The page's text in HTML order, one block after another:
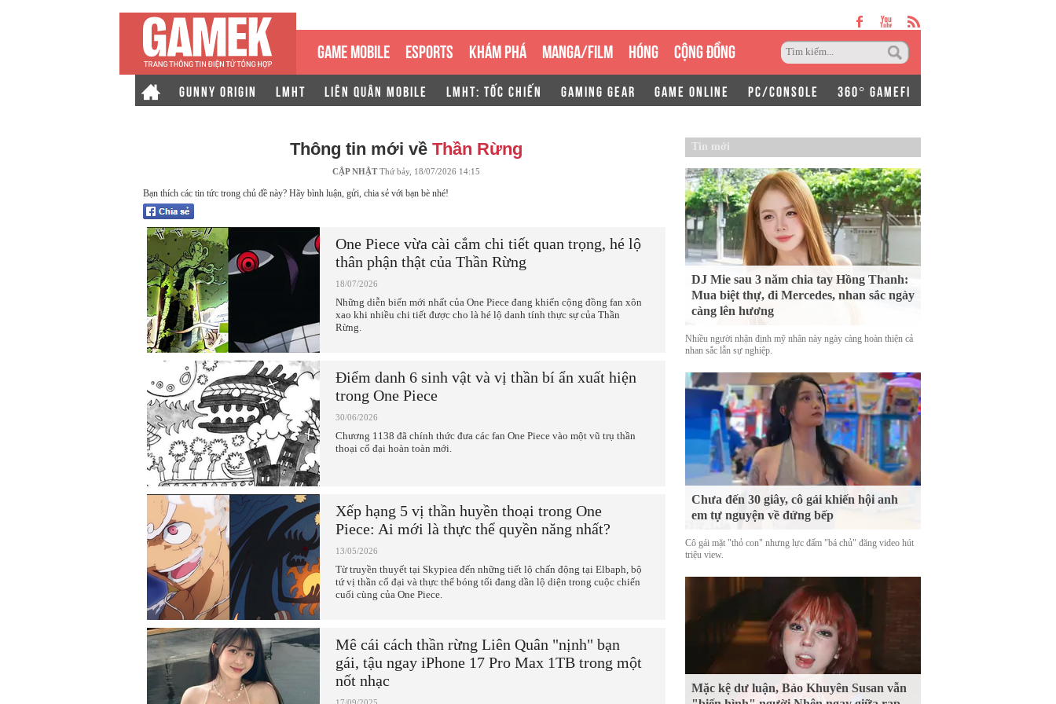
GAME MOBILE ESPORTS KHÁM PHÁ MANGA/FILM HÓNG CỘNG ĐỒNG
GUNNY ORIGIN LMHT LIÊN QUÂN MOBILE LMHT: TỐC CHIẾN GAMING GEAR GAME ONLINE PC/CONSOLE 360° GAMEFI
Thông tin mới về Thần Rừng
CẬP NHẬTThứ bảy, 18/07/2026 14:15
Bạn thích các tin tức trong chủ đề này? Hãy bình luận, gửi, chia sẻ với bạn bè nhé!
One Piece vừa cài cắm chi tiết quan trọng, hé lộ
thân phận thật của Thần Rừng
18/07/2026
Những diễn biến mới nhất của One Piece đang khiến cộng đồng fan xôn
xao khi nhiều chi tiết được cho là hé lộ danh tính thực sự của Thần
Rừng.
Điểm danh 6 sinh vật và vị thần bí ẩn xuất hiện
trong One Piece
30/06/2026
Chương 1138 đã chính thức đưa các fan One Piece vào một vũ trụ thần
thoại cổ đại hoàn toàn mới.
Xếp hạng 5 vị thần huyền thoại trong One
Piece: Ai mới là thực thể quyền năng nhất?
13/05/2026
Từ truyền thuyết tại Skypiea đến những tiết lộ chấn động tại Elbaph, bộ
tứ vị thần cổ đại và thực thể bóng tối đang dần lộ diện trong cuộc chiến
cuối cùng của One Piece.
Mê cái cách thần rừng Liên Quân "nịnh" bạn
gái, tậu ngay iPhone 17 Pro Max 1TB trong một
nốt nhạc
Tin mới
DJ Mie sau 3 năm chia tay Hồng Thanh:
Mua biệt thự, đi Mercedes, nhan sắc ngày
càng lên hương
Nhiều người nhận định mỹ nhân này ngày càng hoàn thiện cả
nhan sắc lẫn sự nghiệp.
Chưa đến 30 giây, cô gái khiến hội anh
em tự nguyện về đứng bếp
Cô gái mặt "thỏ con" nhưng lực đấm "bá chủ" đăng video hút
triệu view.
Mặc kệ dư luận, Bảo Khuyên Susan vẫn